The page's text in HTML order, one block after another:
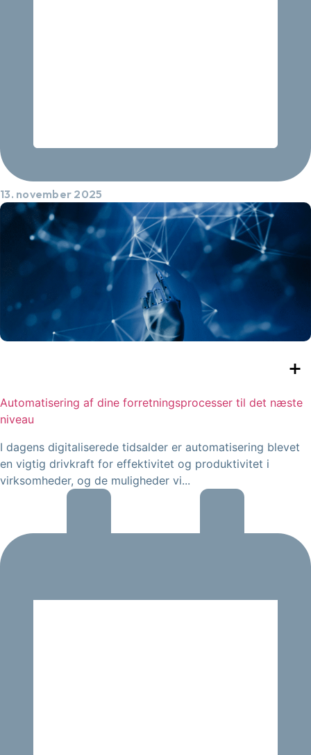
13. november 2025
Automatisering af dine forretningsprocesser til det næste
niveau
I dagens digitaliserede tidsalder er automatisering blevet
en vigtig drivkraft for effektivitet og produktivitet i
virksomheder, og de muligheder vi...